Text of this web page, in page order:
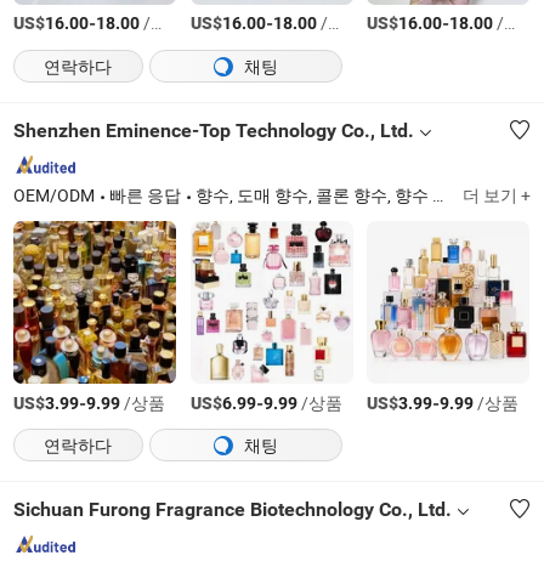
US$16.00-18.00/상품 US$16.00-18.00/상품 US$16.00-18.00/상품
연락하다
채팅
Shenzhen Eminence-Top Technology Co., Ltd.
OEM/ODM 빠른 응답 향수, 도매 향수, 콜론 향수, 향수 공급업체, 미니 향수, 향수 제조업체, 향기, 아라비아 향수, 파르펭, 두바이 향수 더 보기 +
US$3.99-9.99/상품 US$6.99-9.99/상품 US$3.99-9.99/상품
연락하다
채팅
Sichuan Furong Fragrance Biotechnology Co., Ltd.